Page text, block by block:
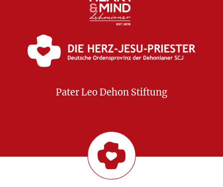
Pater Leo Dehon Stiftung